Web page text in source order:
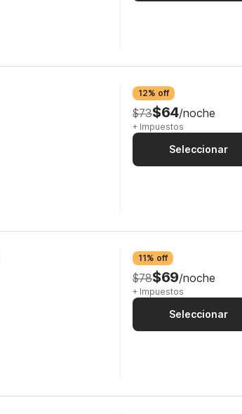
12% off
$73$64/noche
+ Impuestos
Seleccionar
11% off
$78$69/noche
+ Impuestos
Seleccionar